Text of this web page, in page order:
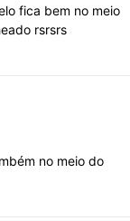
fica bem no meio
rsrsrs
no meio do